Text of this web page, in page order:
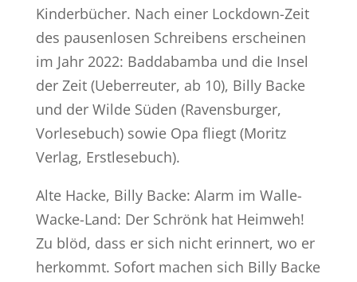
Kinderbücher. Nach einer Lockdown-Zeit
des pausenlosen Schreibens erscheinen
im Jahr 2022: Baddabamba und die Insel
der Zeit (Ueberreuter, ab 10), Billy Backe
und der Wilde Süden (Ravensburger,
Vorlesebuch) sowie Opa fliegt (Moritz
Verlag, Erstlesebuch).
Alte Hacke, Billy Backe: Alarm im Walle-
Wacke-Land: Der Schrönk hat Heimweh!
Zu blöd, dass er sich nicht erinnert, wo er
herkommt. Sofort machen sich Billy Backe